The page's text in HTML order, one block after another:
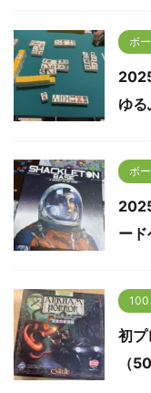
ボ
ゆ
ボ
ー
100
初
（